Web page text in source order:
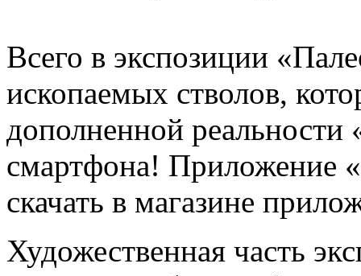
Всего в экспозиции
ископаемых стволов,
дополненной
смартфона! Приложение
скачать в магазине
Художественная часть